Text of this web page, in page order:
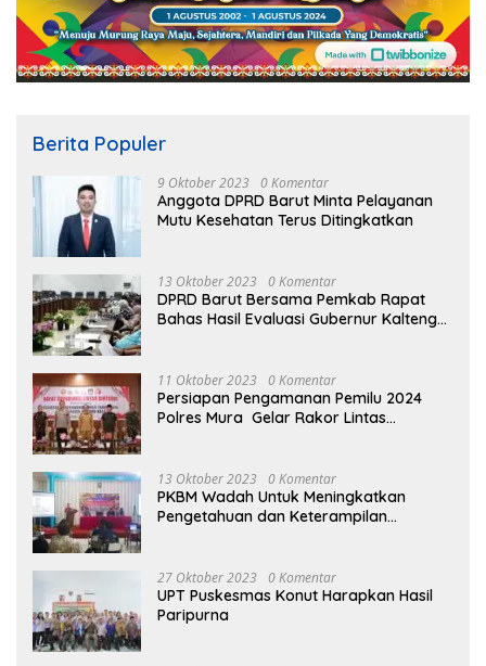
Berita Populer
9 Oktober 2023 0 Komentar
Anggota DPRD Barut Minta Pelayanan
Mutu Kesehatan Terus Ditingkatkan
13 Oktober 2023 0 Komentar
DPRD Barut Bersama Pemkab Rapat
Bahas Hasil Evaluasi Gubernur Kalteng
11 Oktober 2023 0 Komentar
Persiapan Pengamanan Pemilu 2024
Polres Mura Gelar Rakor Lintas
13 Oktober 2023 0 Komentar
PKBM Wadah Untuk Meningkatkan
Pengetahuan dan Keterampilan
27 Oktober 2023 0 Komentar
UPT Puskesmas Konut Harapkan Hasil
Paripurna